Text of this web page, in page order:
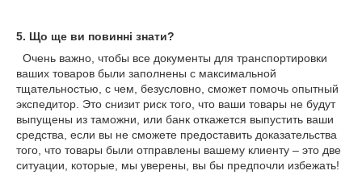
5. Що ще ви повинні знати?
Очень важно, чтобы все документы для транспортировки
ваших товаров были заполнены с максимальной
тщательностью, с чем, безусловно, сможет помочь опытный
экспедитор. Это снизит риск того, что ваши товары не будут
выпущены из таможни, или банк откажется выпустить ваши
средства, если вы не сможете предоставить доказательства
того, что товары были отправлены вашему клиенту – это две
ситуации, которые, мы уверены, вы бы предпочли избежать!